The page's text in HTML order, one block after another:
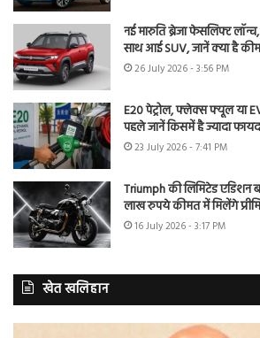
नई मारुति ब्रेजा फेसलिफ्ट
साथ आई SUV, जानें क्या है
26 July 2026 - 3:56 PM
E20 पेट्रोल, फ्लेक्स फ्यूल या
पहले जानें किसमें है ज्यादा
23 July 2026 - 7:41 PM
Triumph की लिमिटेड एडिशन
लाख रुपये कीमत में मिलेंगे
16 July 2026 - 3:17 PM
खेत खलिहान